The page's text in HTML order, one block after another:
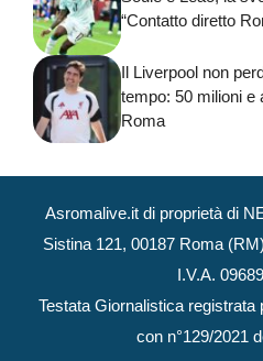
“Contatto diretto
Il Liverpool non
tempo: 50 milioni e
Roma
Asromalive.it di proprietà di
Sistina 121, 00187 Roma
I.V.A.
Testata Giornalistica
con n°129/2021